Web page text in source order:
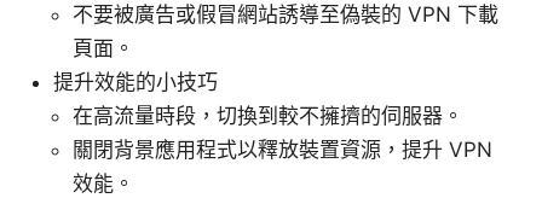
不要被廣告或假冒網站誘導至偽裝的 VPN 下載
頁面。
提升效能的小技巧
在高流量時段，切換到較不擁擠的伺服器。
關閉背景應用程式以釋放裝置資源，提升 VPN
效能。